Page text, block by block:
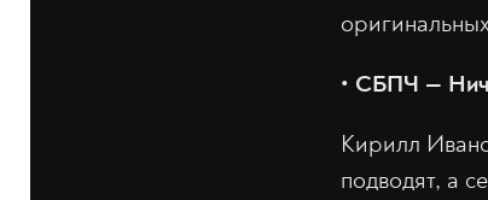
• СБПЧ —
Кирилл
подводят, а